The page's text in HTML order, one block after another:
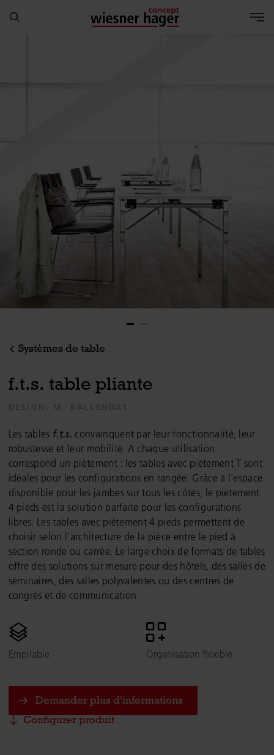
Systèmes de table
f.t.s. table pliante
DESIGN: M. BALLENDAT
Les tables f.t.s. convainquent par leur fonctionnalité, leur
robustesse et leur mobilité. A chaque utilisation
correspond un piètement : les tables avec piètement T sont
idéales pour les configurations en rangée. Grâce à l’espace
disponible pour les jambes sur tous les côtés, le piètement
4 pieds est la solution parfaite pour les configurations
libres. Les tables avec piètement 4 pieds permettent de
choisir selon l’architecture de la pièce entre le pied à
section ronde ou carrée. Le large choix de formats de tables
offre des solutions sur mesure pour des hôtels, des salles de
séminaires, des salles polyvalentes ou des centres de
congrès et de communication.
Empilable Organisation flexible
Demander plus d'informations
Configurer produit